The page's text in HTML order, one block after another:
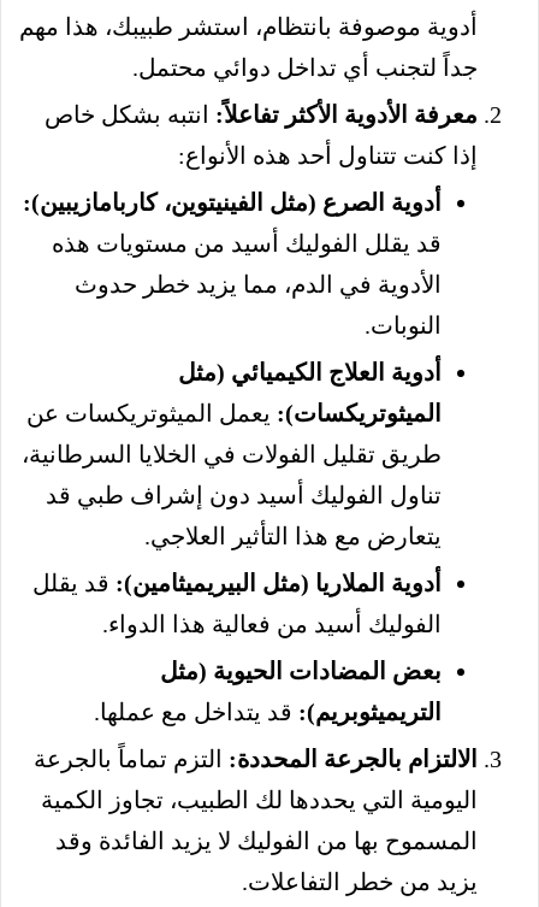
أدوية موصوفة بانتظام، استشر طبيبك، هذا مهم
جداً لتجنب أي تداخل دوائي محتمل.
معرفة الأدوية الأكثر تفاعلاً: انتبه بشكل خاص
إذا كنت تتناول أحد هذه الأنواع:
أدوية الصرع (مثل الفينيتوين، كاربامازيبين):
قد يقلل الفوليك أسيد من مستويات هذه
الأدوية في الدم، مما يزيد خطر حدوث
النوبات.
أدوية العلاج الكيميائي (مثل
الميثوتريكسات): يعمل الميثوتريكسات عن
طريق تقليل الفولات في الخلايا السرطانية،
تناول الفوليك أسيد دون إشراف طبي قد
يتعارض مع هذا التأثير العلاجي.
أدوية الملاريا (مثل البيريميثامين): قد يقلل
الفوليك أسيد من فعالية هذا الدواء.
بعض المضادات الحيوية (مثل
التريميثوبريم): قد يتداخل مع عملها.
الالتزام بالجرعة المحددة: التزم تماماً بالجرعة
اليومية التي يحددها لك الطبيب، تجاوز الكمية
المسموح بها من الفوليك لا يزيد الفائدة وقد
يزيد من خطر التفاعلات.